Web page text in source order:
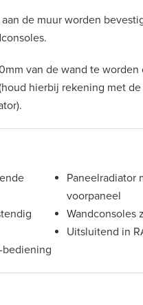
de muur worden
van de wand te
hierbij rekening met
bediening
Paneelradiator
voorpaneel
Wandconsoles
Uitsluitend in